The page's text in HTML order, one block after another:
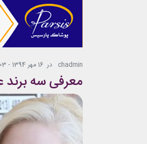
chadmin در 16 مهر 1394 - 20:03
معرفی سه برند